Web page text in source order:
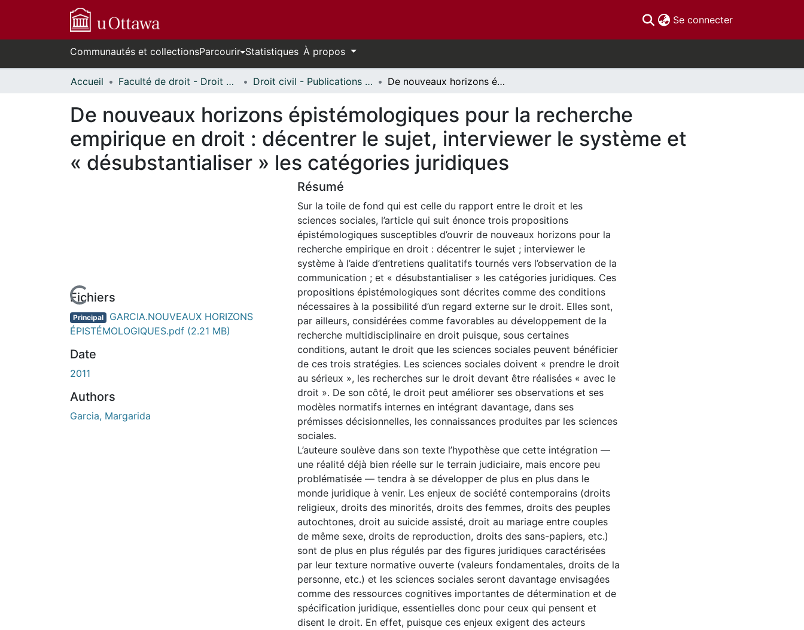
Se connecter(current)
Communautés et collectionsParcourir Statistiques À propos
Accueil Faculté de droit - Droit civil // Faculty of Law - Civil Law Droit civil - Publications // Civil Law - Publications De nouveaux horizons épistémologiques pour la recherche empirique en droit : décentrer le sujet, interviewer le système et « désubstantialiser » les catégories juridiques
De nouveaux horizons épistémologiques pour la recherche
empirique en droit : décentrer le sujet, interviewer le système et
« désubstantialiser » les catégories juridiques
Fichiers
Principal GARCIA.NOUVEAUX HORIZONS
ÉPISTÉMOLOGIQUES.pdf (2.21 MB)
Date
2011
Authors
Garcia, Margarida
Résumé
Sur la toile de fond qui est celle du rapport entre le droit et les
sciences sociales, l’article qui suit énonce trois propositions
épistémologiques susceptibles d’ouvrir de nouveaux horizons pour la
recherche empirique en droit : décentrer le sujet ; interviewer le
système à l’aide d’entretiens qualitatifs tournés vers l’observation de la
communication ; et « désubstantialiser » les catégories juridiques. Ces
propositions épistémologiques sont décrites comme des conditions
nécessaires à la possibilité d’un regard externe sur le droit. Elles sont,
par ailleurs, considérées comme favorables au développement de la
recherche multidisciplinaire en droit puisque, sous certaines
conditions, autant le droit que les sciences sociales peuvent bénéficier
de ces trois stratégies. Les sciences sociales doivent « prendre le droit
au sérieux », les recherches sur le droit devant être réalisées « avec le
droit ». De son côté, le droit peut améliorer ses observations et ses
modèles normatifs internes en intégrant davantage, dans ses
prémisses décisionnelles, les connaissances produites par les sciences
sociales.
L’auteure soulève dans son texte l’hypothèse que cette intégration —
une réalité déjà bien réelle sur le terrain judiciaire, mais encore peu
problématisée — tendra à se développer de plus en plus dans le
monde juridique à venir. Les enjeux de société contemporains (droits
religieux, droits des minorités, droits des femmes, droits des peuples
autochtones, droit au suicide assisté, droit au mariage entre couples
de même sexe, droits de reproduction, droits des sans-papiers, etc.)
sont de plus en plus régulés par des figures juridiques caractérisées
par leur texture normative ouverte (valeurs fondamentales, droits de la
personne, etc.) et les sciences sociales seront davantage envisagées
comme des ressources cognitives importantes de détermination et de
spécification juridique, essentielles donc pour ceux qui pensent et
disent le droit. En effet, puisque ces enjeux exigent des acteurs